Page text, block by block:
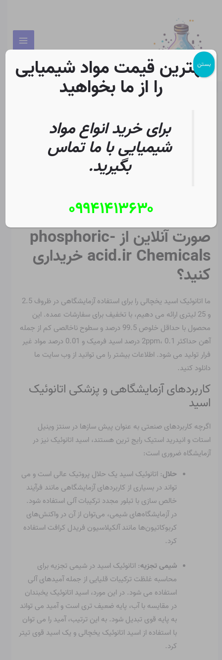
Menu
دیدگاه‌ خود را بنویسید/محصول / از Christopher J. Ziegler
چرا اتانوئیک اسید گلاسیال
(مصرف آزمایشگاهی) را به
صورت آنلاین از phosphoric-
acid.ir Chemicals خریداری
کنید؟
ما اتانوئیک اسید یخچالی را برای استفاده آزمایشگاهی در ظروف 2.5
و 25 لیتری ارائه می دهیم، با تخفیف برای سفارشات عمده. این
محصول با حداقل خلوص 99.5 درصد و سطوح ناخالصی کم از جمله
آهن حداکثر 2ppm، 0.1 درصد اسید فرمیک و 0.01 درصد مواد غیر
فرار تولید می شود. اطلاعات بیشتر را می توانید از وب سایت ما
دانلود کنید.
کاربردهای آزمایشگاهی و پزشکی اتانوئیک
اسید
اگرچه کاربردهای صنعتی به عنوان پیش سازها در سنتز وینیل
استات و انیدرید استیک رایج ترین هستند، اسید اتانوئیک نیز در
آزمایشگاه ضروری است:
حلال: اتانوئیک اسید یک حلال پروتیک عالی است و می
تواند در بسیاری از کاربردهای آزمایشگاهی مانند فرآیند
خالص سازی با تبلور مجدد ترکیبات آلی استفاده شود.
در آزمایشگاه‌های شیمی، می‌توان از آن در واکنش‌های
کربوکاتیون‌ها مانند آلکیلاسیون فریدل کرافت استفاده
کرد.
شیمی تجزیه: اتانوئیک اسید در شیمی تجزیه برای
محاسبه غلظت ترکیبات قلیایی از جمله آمیدهای آلی
استفاده می شود. در این مورد، اسید اتانوئیک یخبندان
در مقایسه با آب، پایه ضعیف تری است و آمید می تواند
به پایه قوی تبدیل شود. به این ترتیب، آمید را می توان
با استفاده از اسید اتانوئیک یخچالی و یک اسید قوی تیتر
کرد.
نوشته
بهترین قیمت مواد شیمیایی
را از ما بخواهید
برای خرید انواع مواد
شیمیایی با ما تماس
بگیرید.
۰۹۹۴۱۴۱۳۶۳۰
بستن